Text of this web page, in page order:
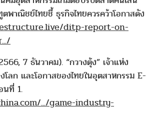
พาณิชย์ไทยชี้ ธุรกิจไทยควรคว้าโอกาสดัง
ditp-report-on-
7 ธันวาคม). “กวางตุ้ง” เจ้าแห่ง
โลก และโอกาสของไทยในอุตสาหกรรม E-
ที่ 1.
.../game-industry-